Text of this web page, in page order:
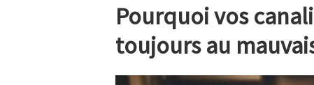
Pourquoi vos
toujours au